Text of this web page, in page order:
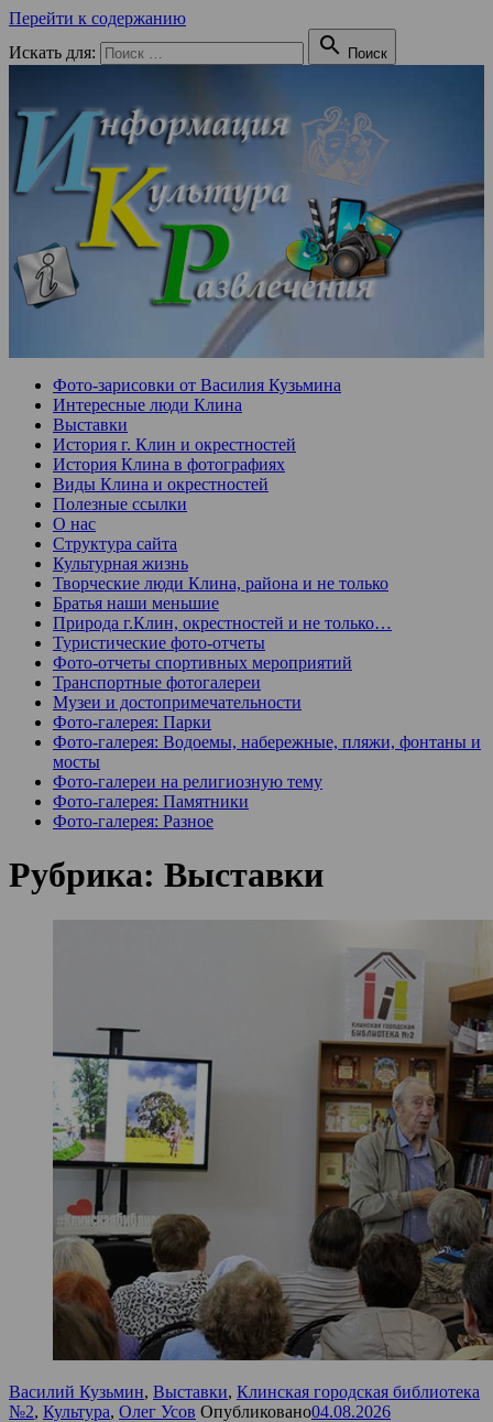
Перейти к содержанию
Искать для:
 Поиск
Фото-зарисовки от Василия Кузьмина
Интересные люди Клина
Выставки
История г. Клин и окрестностей
История Клина в фотографиях
Виды Клина и окрестностей
Полезные ссылки
О нас
Структура сайта
Культурная жизнь
Творческие люди Клина, района и не только
Братья наши меньшие
Природа г.Клин, окрестностей и не только…
Туристические фото-отчеты
Фото-отчеты спортивных мероприятий
Транспортные фотогалереи
Музеи и достопримечательности
Фото-галерея: Парки
Фото-галерея: Водоемы, набережные, пляжи, фонтаны и
мосты
Фото-галереи на религиозную тему
Фото-галерея: Памятники
Фото-галерея: Разное
Рубрика: Выставки
Василий Кузьмин, Выставки, Клинская городская библиотека
№2, Культура, Олег Усов Опубликовано04.08.2026